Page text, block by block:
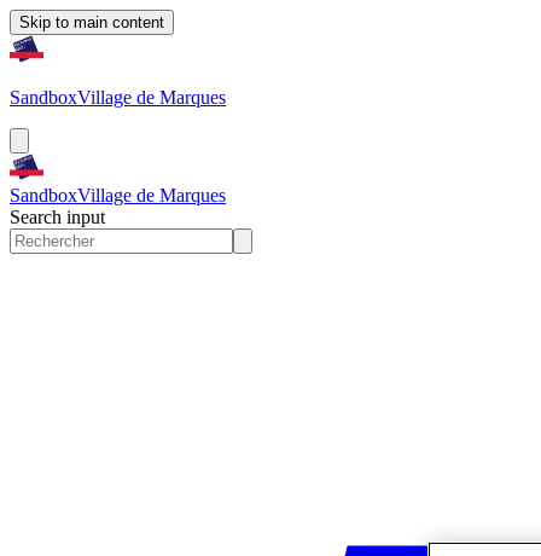
Skip to main content
SandboxVillage de Marques
SandboxVillage de Marques
Search input